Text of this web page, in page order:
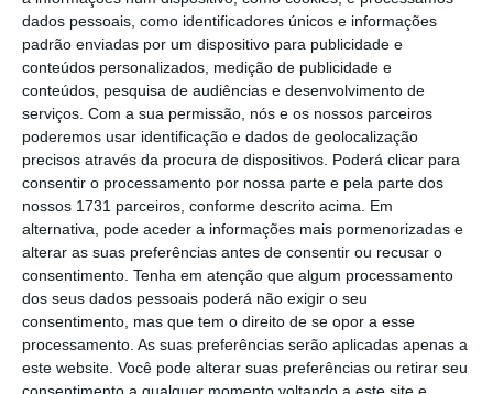
dados pessoais, como identificadores únicos e informações
padrão enviadas por um dispositivo para publicidade e
conteúdos personalizados, medição de publicidade e
conteúdos, pesquisa de audiências e desenvolvimento de
serviços. Com a sua permissão, nós e os nossos parceiros
poderemos usar identificação e dados de geolocalização
precisos através da procura de dispositivos. Poderá clicar para
consentir o processamento por nossa parte e pela parte dos
nossos 1731 parceiros, conforme descrito acima. Em
alternativa, pode aceder a informações mais pormenorizadas e
alterar as suas preferências antes de consentir ou recusar o
consentimento. Tenha em atenção que algum processamento
dos seus dados pessoais poderá não exigir o seu
consentimento, mas que tem o direito de se opor a esse
processamento. As suas preferências serão aplicadas apenas a
este website. Você pode alterar suas preferências ou retirar seu
números do primeiro trimestre serem
geralmente maiores do que nos outros
períodos do ano devido à necessidade de
ajustar os dados trimestrais com as contas
anuais de anos anteriores.
Afinal PIB caiu ligeiramente menos. Contraiu 2,3%
Ler Mais
A queda anunciada esta sexta-feira confirma,
em qualquer caso, arecessão técnica de